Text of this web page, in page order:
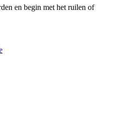
en begin met het ruilen of